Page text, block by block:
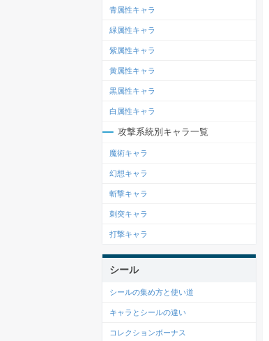
青属性キャラ
緑属性キャラ
紫属性キャラ
黄属性キャラ
黒属性キャラ
白属性キャラ
攻撃系統別キャラ一覧
魔術キャラ
幻想キャラ
斬撃キャラ
刺突キャラ
打撃キャラ
シール
シールの集め方と使い道
キャラとシールの違い
コレクションボーナス